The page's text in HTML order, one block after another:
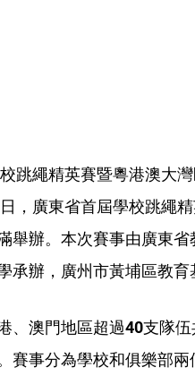
跳繩精英賽暨粵港澳大灣
，廣東省首屆學校跳繩
舉辦。本次賽事由廣東
承辦，廣州市黃埔區教育
、澳門地區超過40支隊
賽事分為學校和俱樂部